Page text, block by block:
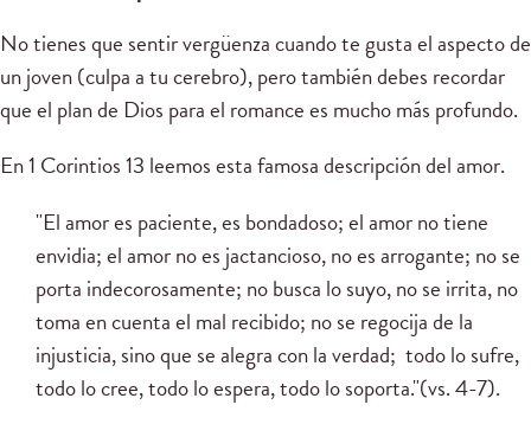
No tienes que sentir vergüenza cuando te gusta el aspecto de
un joven (culpa a tu cerebro), pero también debes recordar
que el plan de Dios para el romance es mucho más profundo.
En 1 Corintios 13 leemos esta famosa descripción del amor.
"El amor es paciente, es bondadoso; el amor no tiene
envidia; el amor no es jactancioso, no es arrogante; no se
porta indecorosamente; no busca lo suyo, no se irrita, no
toma en cuenta el mal recibido; no se regocija de la
injusticia, sino que se alegra con la verdad; todo lo sufre,
todo lo cree, todo lo espera, todo lo soporta."(vs. 4-7).